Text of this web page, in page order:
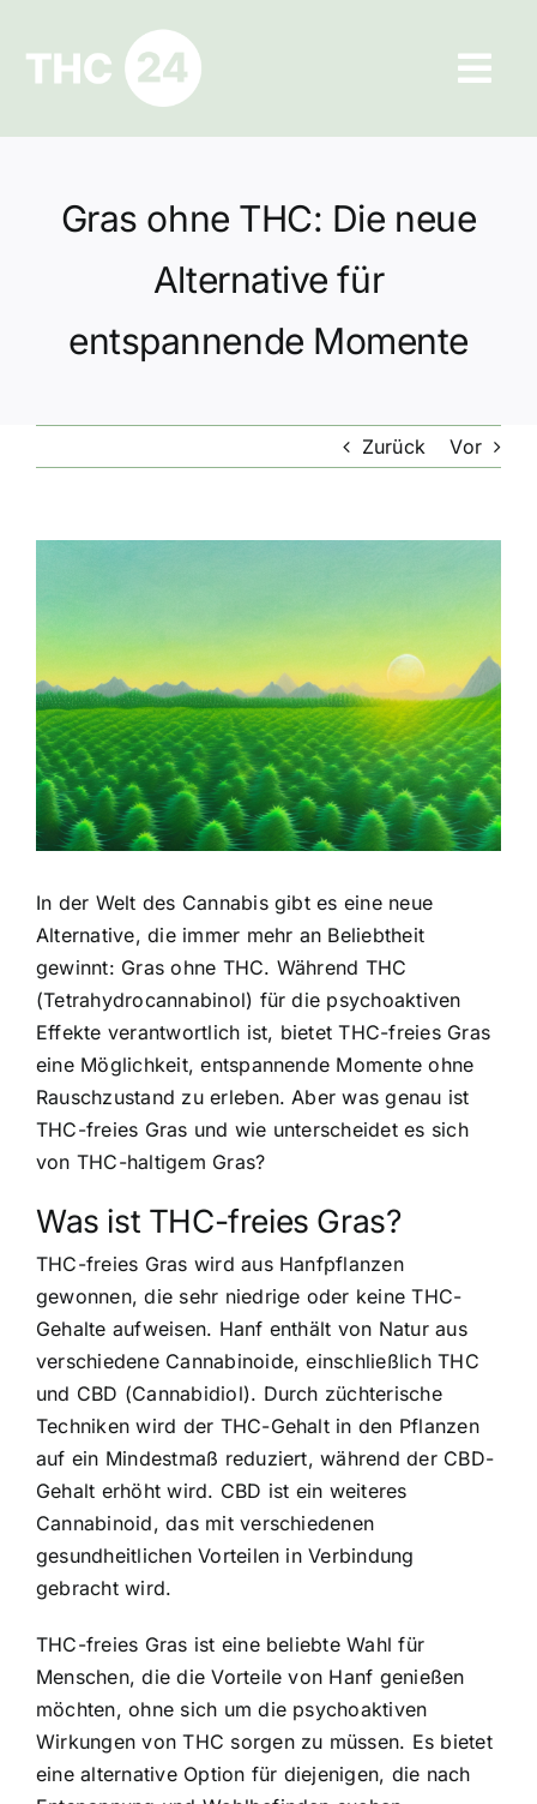
springen
Ratgeber
Hilfe und Kontakt
Gras ohne THC: Die neue
Alternative für
entspannende Momente
Zurück Vor
In der Welt des Cannabis gibt es eine neue
Alternative, die immer mehr an Beliebtheit
gewinnt: Gras ohne THC. Während THC
(Tetrahydrocannabinol) für die psychoaktiven
Effekte verantwortlich ist, bietet THC-freies Gras
eine Möglichkeit, entspannende Momente ohne
Rauschzustand zu erleben. Aber was genau ist
THC-freies Gras und wie unterscheidet es sich
von THC-haltigem Gras?
Was ist THC-freies Gras?
THC-freies Gras wird aus Hanfpflanzen
gewonnen, die sehr niedrige oder keine THC-
Gehalte aufweisen. Hanf enthält von Natur aus
verschiedene Cannabinoide, einschließlich THC
und CBD (Cannabidiol). Durch züchterische
Techniken wird der THC-Gehalt in den Pflanzen
auf ein Mindestmaß reduziert, während der CBD-
Gehalt erhöht wird. CBD ist ein weiteres
Cannabinoid, das mit verschiedenen
gesundheitlichen Vorteilen in Verbindung
gebracht wird.
THC-freies Gras ist eine beliebte Wahl für
Menschen, die die Vorteile von Hanf genießen
möchten, ohne sich um die psychoaktiven
Wirkungen von THC sorgen zu müssen. Es bietet
eine alternative Option für diejenigen, die nach